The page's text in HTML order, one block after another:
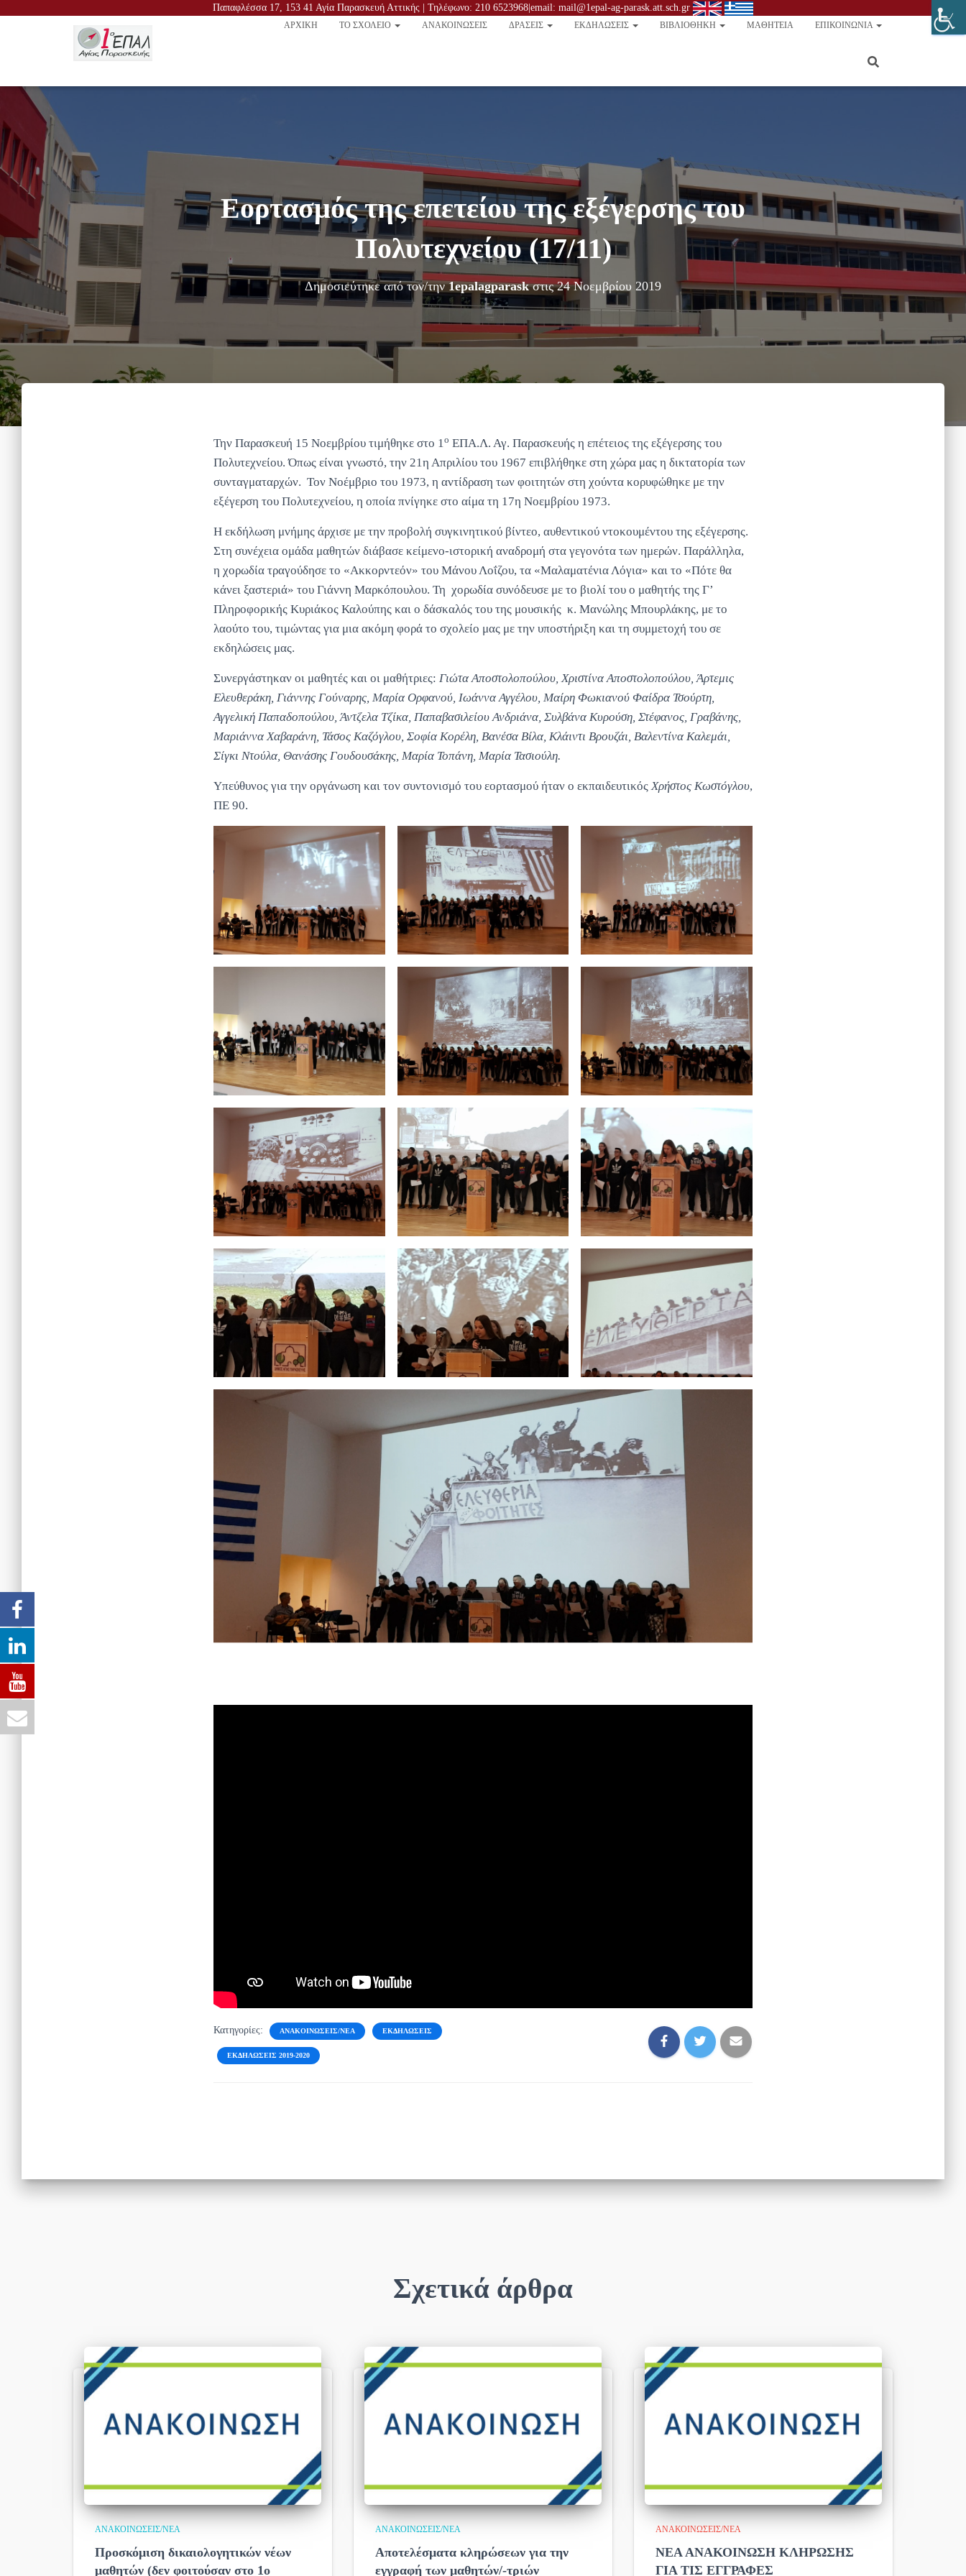
Παπαφλέσσα 17, 153 41 Αγία Παρασκευή Αττικής | Τηλέφωνο: 210 6523968|email: mail@1epal-ag-parask.att.sch.gr
ΑΡΧΙΚΉ TO ΣΧΟΛΕΙΟ ΑΝΑΚΟΙΝΏΣΕΙΣ ΔΡΑΣΕΙΣ ΕΚΔΗΛΩΣΕΙΣ ΒΙΒΛΙΟΘΉΚΗ ΜΑΘΗΤΕΊΑ ΕΠΙΚΟΙΝΩΝΊΑ
Εορτασμός της επετείου της εξέγερσης του
Πολυτεχνείου (17/11)
Δημοσιεύτηκε από τον/την1epalagparaskστις24 Νοεμβρίου 2019
Την Παρασκευή 15 Νοεμβρίου τιμήθηκε στο 1ο ΕΠΑ.Λ. Αγ. Παρασκευής η επέτειος της εξέγερσης του
Πολυτεχνείου. Όπως είναι γνωστό, την 21η Απριλίου του 1967 επιβλήθηκε στη χώρα μας η δικτατορία των
συνταγματαρχών. Τον Νοέμβριο του 1973, η αντίδραση των φοιτητών στη χούντα κορυφώθηκε με την
εξέγερση του Πολυτεχνείου, η οποία πνίγηκε στο αίμα τη 17η Νοεμβρίου 1973.
Η εκδήλωση μνήμης άρχισε με την προβολή συγκινητικού βίντεο, αυθεντικού ντοκουμέντου της εξέγερσης.
Στη συνέχεια ομάδα μαθητών διάβασε κείμενο-ιστορική αναδρομή στα γεγονότα των ημερών. Παράλληλα,
η χορωδία τραγούδησε το «Ακκορντεόν» του Μάνου Λοΐζου, τα «Μαλαματένια Λόγια» και το «Πότε θα
κάνει ξαστεριά» του Γιάννη Μαρκόπουλου. Τη χορωδία συνόδευσε με το βιολί του ο μαθητής της Γ’
Πληροφορικής Κυριάκος Καλούπης και ο δάσκαλός του της μουσικής κ. Μανώλης Μπουρλάκης, με το
λαούτο του, τιμώντας για μια ακόμη φορά το σχολείο μας με την υποστήριξη και τη συμμετοχή του σε
εκδηλώσεις μας.
Συνεργάστηκαν οι μαθητές και οι μαθήτριες: Γιώτα Αποστολοπούλου, Χριστίνα Αποστολοπούλου, Άρτεμις
Ελευθεράκη, Γιάννης Γούναρης, Μαρία Ορφανού, Ιωάννα Αγγέλου, Μαίρη Φωκιανού Φαίδρα Τσούρτη,
Αγγελική Παπαδοπούλου, Άντζελα Τζίκα, Παπαβασιλείου Ανδριάνα, Συλβάνα Κυρούση, Στέφανος, Γραβάνης,
Μαριάννα Χαβαράνη, Τάσος Καζόγλου, Σοφία Κορέλη, Βανέσα Βίλα, Κλάιντι Βρουζάι, Βαλεντίνα Καλεμάι,
Σίγκι Ντούλα, Θανάσης Γουδουσάκης, Μαρία Τοπάνη, Μαρία Τασιούλη.
Υπεύθυνος για την οργάνωση και τον συντονισμό του εορτασμού ήταν ο εκπαιδευτικόςΧρήστος Κωστόγλου,
ΠΕ 90.
Κατηγορίες: ΑΝΑΚΟΙΝΏΣΕΙΣ/ΝΈΑ ΕΚΔΗΛΩΣΕΙΣ
ΕΚΔΗΛΏΣΕΙΣ 2019-2020
Σχετικά άρθρα
ΑΝΑΚΟΙΝΏΣΕΙΣ/ΝΈΑ
Προσκόμιση δικαιολογητικών νέων
μαθητών (δεν φοιτούσαν στο 1ο
ΑΝΑΚΟΙΝΏΣΕΙΣ/ΝΈΑ
Αποτελέσματα κληρώσεων για την
εγγραφή των μαθητών/-τριών
ΑΝΑΚΟΙΝΏΣΕΙΣ/ΝΈΑ
ΝΕΑ ΑΝΑΚΟΙΝΩΣΗ ΚΛΗΡΩΣΗΣ
ΓΙΑ ΤΙΣ ΕΓΓΡΑΦΕΣ